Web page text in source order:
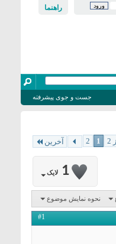
راهنما
جست و جوی پیشرفته
1
2 آخرین
1 لایک
نحوه نمایش موضوع
#1